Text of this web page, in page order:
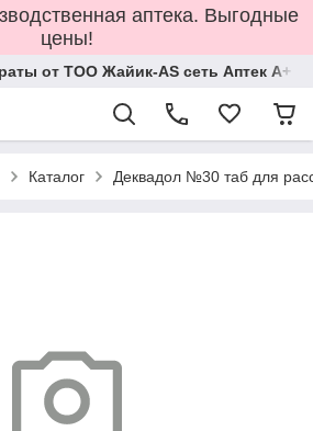
аптека. Выгодные
цены!
от ТОО Жайик-AS сеть Аптек А+
Каталог Деквадол №30 таб для